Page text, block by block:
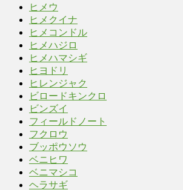
ヒメウ
ヒメクイナ
ヒメコンドル
ヒメハジロ
ヒメハマシギ
ヒヨドリ
ヒレンジャク
ビロードキンクロ
ビンズイ
フィールドノート
フクロウ
ブッポウソウ
ベニヒワ
ベニマシコ
ヘラサギ